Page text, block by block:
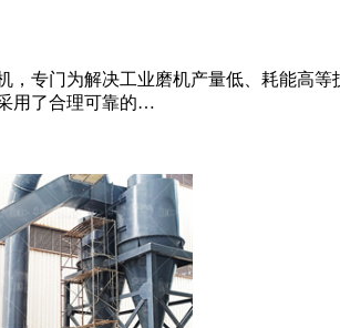
，专门为解决工业磨机产量低、耗能高
用了合理可靠的…